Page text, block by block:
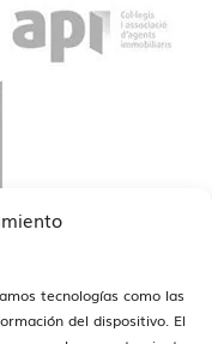
tecnologías como las
del dispositivo. El